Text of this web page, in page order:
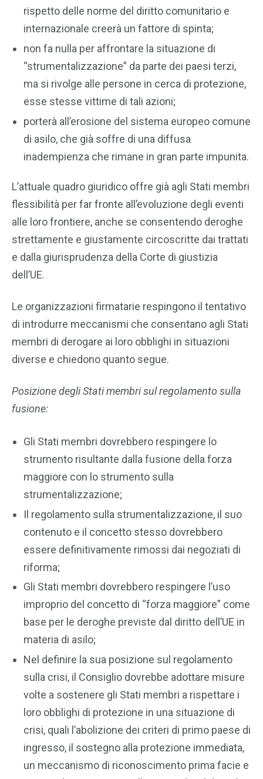
rispetto delle norme del diritto comunitario e
internazionale creerà un fattore di spinta;
non fa nulla per affrontare la situazione di
“strumentalizzazione” da parte dei paesi terzi,
ma si rivolge alle persone in cerca di protezione,
esse stesse vittime di tali azioni;
porterà all’erosione del sistema europeo comune
di asilo, che già soffre di una diffusa
inadempienza che rimane in gran parte impunita.
L’attuale quadro giuridico offre già agli Stati membri
flessibilità per far fronte all’evoluzione degli eventi
alle loro frontiere, anche se consentendo deroghe
strettamente e giustamente circoscritte dai trattati
e dalla giurisprudenza della Corte di giustizia
dell’UE.
Le organizzazioni firmatarie respingono il tentativo
di introdurre meccanismi che consentano agli Stati
membri di derogare ai loro obblighi in situazioni
diverse e chiedono quanto segue.
Posizione degli Stati membri sul regolamento sulla
fusione:
Gli Stati membri dovrebbero respingere lo
strumento risultante dalla fusione della forza
maggiore con lo strumento sulla
strumentalizzazione;
Il regolamento sulla strumentalizzazione, il suo
contenuto e il concetto stesso dovrebbero
essere definitivamente rimossi dai negoziati di
riforma;
Gli Stati membri dovrebbero respingere l’uso
improprio del concetto di “forza maggiore” come
base per le deroghe previste dal diritto dell’UE in
materia di asilo;
Nel definire la sua posizione sul regolamento
sulla crisi, il Consiglio dovrebbe adottare misure
volte a sostenere gli Stati membri a rispettare i
loro obblighi di protezione in una situazione di
crisi, quali l’abolizione dei criteri di primo paese di
ingresso, il sostegno alla protezione immediata,
un meccanismo di riconoscimento prima facie e